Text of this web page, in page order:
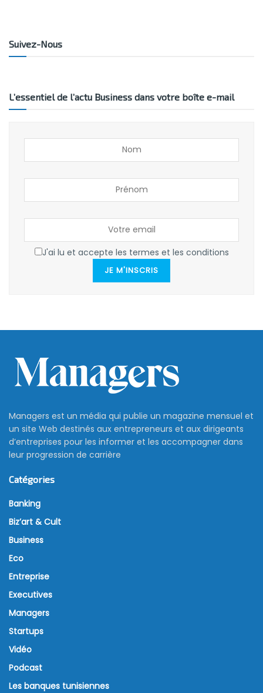
Suivez-Nous
L’essentiel de l’actu Business dans votre boîte e-mail
J'ai lu et accepte les termes et les conditions
JE M'INSCRIS
Managers est un média qui publie un magazine mensuel et
un site Web destinés aux entrepreneurs et aux dirigeants
d’entreprises pour les informer et les accompagner dans
leur progression de carrière
Catégories
Banking
Biz’art & Cult
Business
Eco
Entreprise
Executives
Managers
Startups
Vidéo
Podcast
Les banques tunisiennes